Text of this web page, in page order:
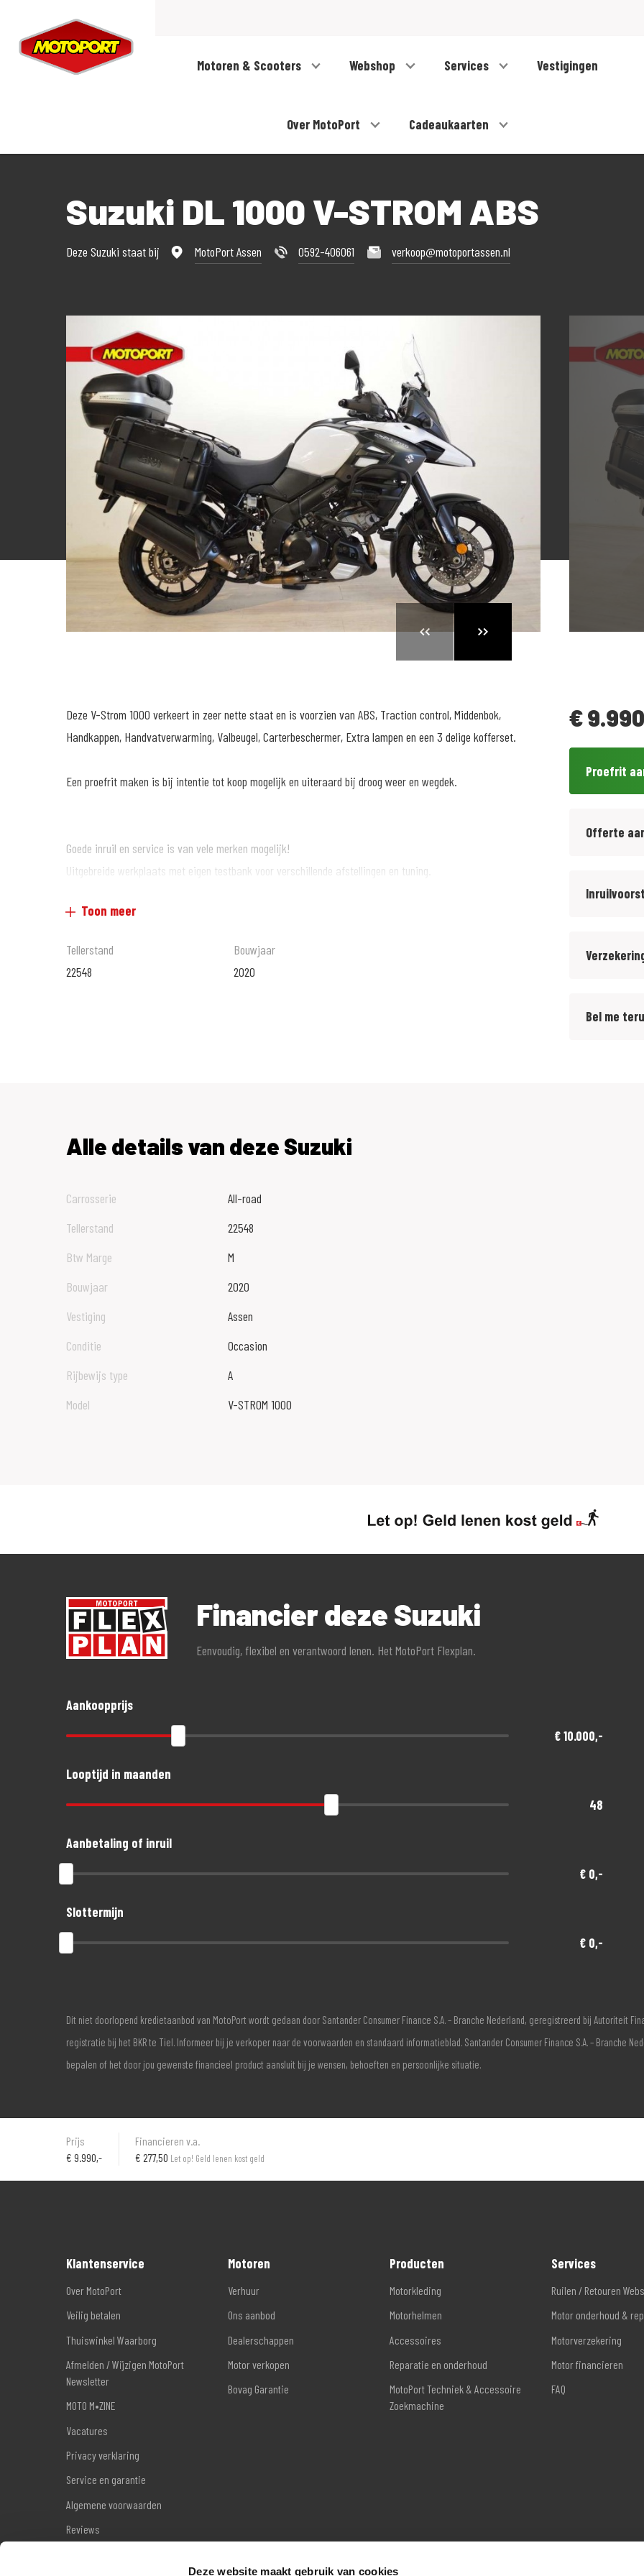
Deze website maakt gebruik van cookies
Motoren & Scooters Webshop Services Vestigingen
Over MotoPort Cadeaukaarten
Suzuki DL 1000 V-STROM ABS
Deze Suzuki staat bij MotoPort Assen 0592-406061 verkoop@motoportassen.nl
Deze V-Strom 1000 verkeert in zeer nette staat en is voorzien van ABS, Traction control, Middenbok,
Handkappen, Handvatverwarming, Valbeugel, Carterbeschermer, Extra lampen en een 3 delige kofferset.
Een proefrit maken is bij intentie tot koop mogelijk en uiteraard bij droog weer en wegdek.
Goede inruil en service is van vele merken mogelijk!
Uitgebreide werkplaats met eigen testbank voor verschillende afstellingen en tuning.
Grote kledingafdeling met zeer veel keus.
Verschillende betalingsmogelijkheden, o.a. in termijnen.
Vraag naar de voorwaarden. Toetsing en registratie BKR Tiel.
Toon meer
Tellerstand
22548
Bouwjaar
2020
€
Proefrit
Offerte
Bel me
Alle details van deze Suzuki
Carrosserie
All-road
Tellerstand
22548
Btw Marge
M
Bouwjaar
2020
Vestiging
Assen
Conditie
Occasion
Rijbewijs type
A
Model
V-STROM 1000
Financier deze Suzuki
Eenvoudig, flexibel en verantwoord lenen. Het MotoPort Flexplan.
Aankoopprijs
€ 10.000,-
Looptijd in maanden
48
Aanbetaling of inruil
€ 0,-
Slottermijn
€ 0,-
Dit niet doorlopend kredietaanbod van MotoPort wordt gedaan door Santander Consumer Finance S.A. – Branche Nederland, geregistreerd bij Autoriteit
registratie bij het BKR te Tiel. Informeer bij je verkoper naar de voorwaarden en standaard informatieblad. Santander Consumer Finance S.A. – Branche
bepalen of het door jou gewenste financieel product aansluit bij je wensen, behoeften en persoonlijke situatie.
Prijs
€ 9.990,-
Financieren v.a.
€ 277,50 Let op! Geld lenen kost geld
Klantenservice
Over MotoPort
Veilig betalen
Thuiswinkel Waarborg
Afmelden / Wijzigen MotoPort
Newsletter
MOTO M•ZINE
Vacatures
Privacy verklaring
Service en garantie
Algemene voorwaarden
Reviews
Motoren
Verhuur
Ons aanbod
Dealerschappen
Motor verkopen
Bovag Garantie
Producten
Motorkleding
Motorhelmen
Accessoires
Reparatie en onderhoud
MotoPort Techniek & Accessoire
Zoekmachine
Services
Ruilen / Retouren
Motor onderhoud &
Motorverzekering
Motor financieren
FAQ